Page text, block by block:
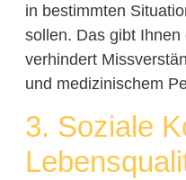
in bestimmten
sollen. Das gibt
verhindert
und medizinischem
3. Soziale